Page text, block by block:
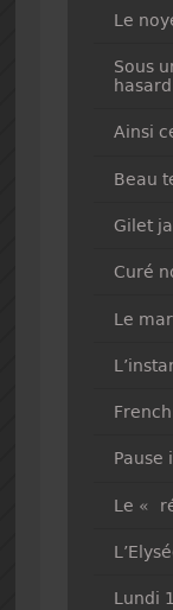
Le
Sous
Ainsi
Beau
Gilet
Curé
Le
Pause
Le «
Lundi